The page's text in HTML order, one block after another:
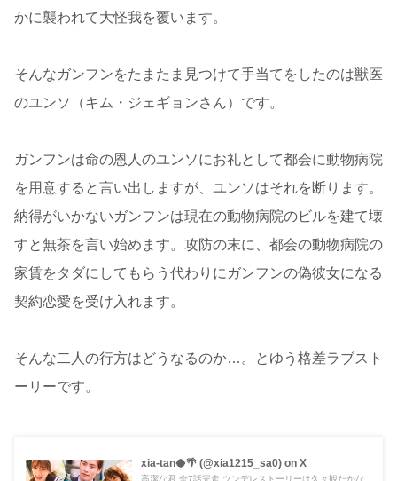
かに襲われて大怪我を覆います。
そんなガンフンをたまたま見つけて手当てをしたのは獣医
のユンソ（キム・ジェギョンさん）です。
ガンフンは命の恩人のユンソにお礼として都会に動物病院
を用意すると言い出しますが、ユンソはそれを断ります。
納得がいかないガンフンは現在の動物病院のビルを建て壊
すと無茶を言い始めます。攻防の末に、都会の動物病院の
家賃をタダにしてもらう代わりにガンフンの偽彼女になる
契約恋愛を受け入れます。
そんな二人の行方はどうなるのか…。とゆう格差ラブスト
ーリーです。
xia-tan🥥🌴 (@xia1215_sa0) on X
高潔な君 全7話完走 ツンデレストーリーは久々観たかな